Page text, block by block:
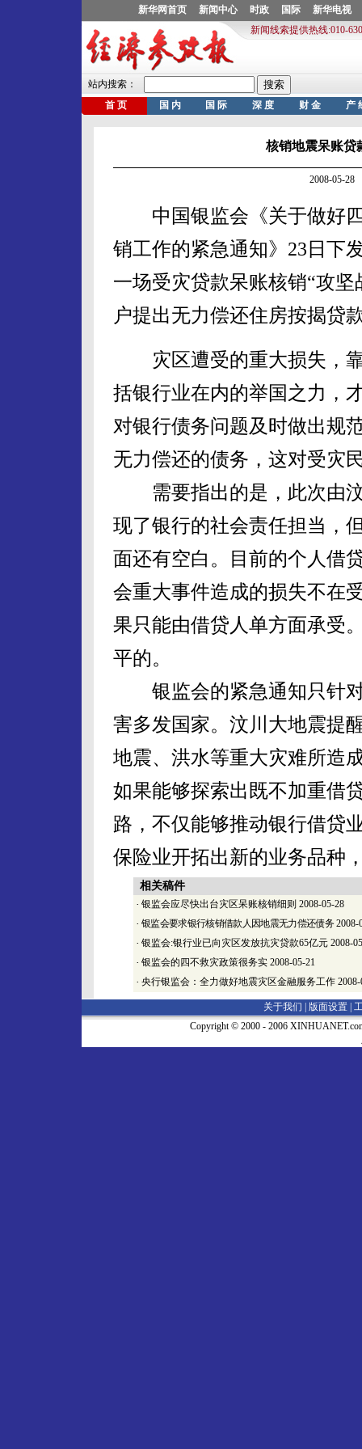
核销地震呆账
2008-05-28
中国银监会《关于做好四
销工作的紧急通知》23日下
一场受灾贷款呆账核销“攻
户提出无力偿还住房按揭贷
灾区遭受的重大损失，靠
括银行业在内的举国之力，
对银行债务问题及时做出规
无力偿还的债务，这对受灾
需要指出的是，此次由汶
现了银行的社会责任担当，
面还有空白。目前的个人借
会重大事件造成的损失不在
果只能由借贷人单方面承受
平的。
银监会的紧急通知只针对
害多发国家。汶川大地震提
地震、洪水等重大灾难所造
如果能够探索出既不加重借
路，不仅能够推动银行借贷
保险业开拓出新的业务品种
相关稿件
· 银监会应尽快出台灾区呆账核销细则 2008-05-28
· 银监会要求银行核销借款人因地震无力偿还债务2008-
· 银监会:银行业已向灾区发放抗灾贷款65亿元 2008-
· 银监会的四不救灾政策很务实 2008-05-21
· 央行银监会：全力做好地震灾区金融服务工作
关于我们 | 版面设置
Copyright © 2000 - 2006